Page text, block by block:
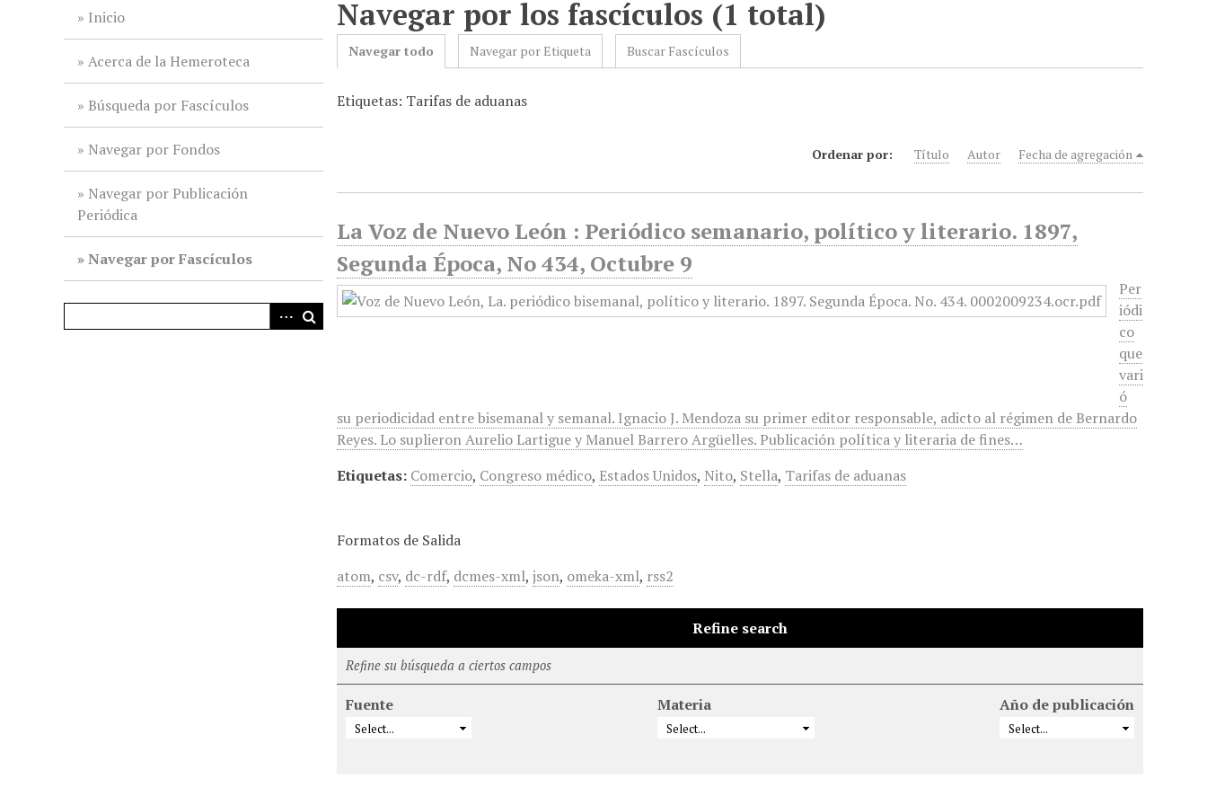
Inicio
Acerca de la Hemeroteca
Búsqueda por Fascículos
Navegar por Fondos
Navegar por Publicación
Periódica
Navegar por Fascículos
Navegar por los fascículos (1 total)
Navegar todo Navegar por Etiqueta Buscar Fascículos
Etiquetas: Tarifas de aduanas
Ordenar por: Título Autor Fecha de agregación
La Voz de Nuevo León : Periódico semanario, político y literario. 1897,
Segunda Época, No 434, Octubre 9
Per
iódi
co
que
vari
ó
su periodicidad entre bisemanal y semanal. Ignacio J. Mendoza su primer editor responsable, adicto al régimen de Bernardo
Reyes. Lo suplieron Aurelio Lartigue y Manuel Barrero Argüelles. Publicación política y literaria de fines…
Etiquetas: Comercio, Congreso médico, Estados Unidos, Nito, Stella, Tarifas de aduanas
Formatos de Salida
atom, csv, dc-rdf, dcmes-xml,json, omeka-xml, rss2
Refine search
Refine su búsqueda a ciertos campos
Fuente Materia Año de publicación